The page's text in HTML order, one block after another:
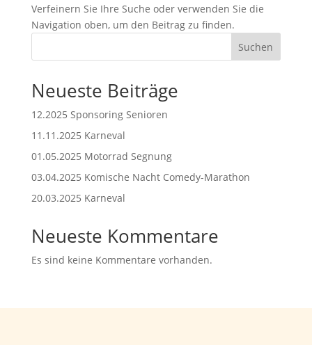
Verfeinern Sie Ihre Suche oder verwenden Sie die
Navigation oben, um den Beitrag zu finden.
Suchen
Neueste Beiträge
12.2025 Sponsoring Senioren
11.11.2025 Karneval
01.05.2025 Motorrad Segnung
03.04.2025 Komische Nacht Comedy-Marathon
20.03.2025 Karneval
Neueste Kommentare
Es sind keine Kommentare vorhanden.